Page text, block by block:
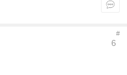
6
#